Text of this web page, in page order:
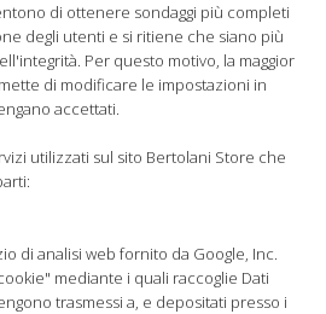
di ottenere sondaggi più completi
degli utenti e si ritiene che siano più
Per questo motivo, la maggior
di modificare le impostazioni in
accettati.
utilizzati sul sito Bertolani Store che
di analisi web fornito da Google, Inc.
mediante i quali raccoglie Dati
trasmessi a, e depositati presso i